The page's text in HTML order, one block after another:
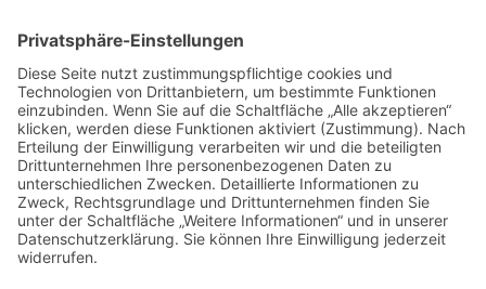
Versand & Lieferung
Widerrufsbelehrung
AGB
Datenschutz
Deutsch Österreich Schweiz